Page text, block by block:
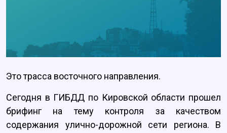
Это трасса восточного направления.
Сегодня в ГИБДД по Кировской области прошел
брифинг на тему контроля за качеством
содержания улично-дорожной сети региона. В